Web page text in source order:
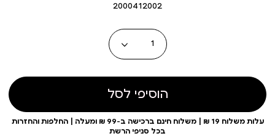
2000412002
כמות
הוסיפי לסל
עלות משלוח 19 ₪ | משלוח חינם ברכישה ב-99 ₪ ומעלה | החלפות והחזרות
בכל סניפי הרשת